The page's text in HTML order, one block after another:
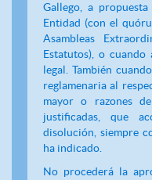
Gallego, a
Entidad (con el
Asambleas
Estatutos), o
legal. También
reglamenaria al
mayor o razones
justificadas, que
disolución, siempre
ha indicado.
No procederá la